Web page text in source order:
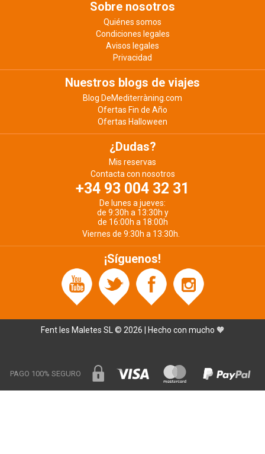
Sobre nosotros
Quiénes somos
Condiciones legales
Avisos legales
Privacidad
Nuestros blogs de viajes
Blog DeMediterràning.com
Ofertas Fin de Año
Ofertas Halloween
¿Dudas?
Mis reservas
Contacta con nosotros
+34 93 004 32 31
De lunes a jueves:
de 9:30h a 13:30h y
de 16:00h a 18:00h
Viernes de 9:30h a 13:30h.
¡Síguenos!
Fent les Maletes SL © 2026 | Hecho con mucho 🧡
PAGO 100% SEGURO